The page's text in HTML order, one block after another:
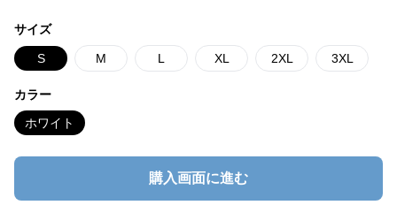
サイズ
S M L XL 2XL 3XL
カラー
ホワイト
購入画面に進む